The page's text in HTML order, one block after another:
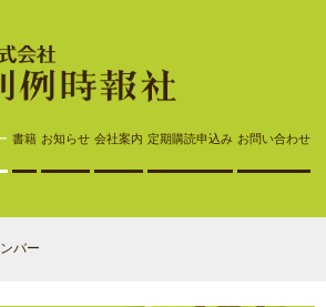
書籍 お知らせ 会社案内 定期購読申込み お問い合わせ
バー